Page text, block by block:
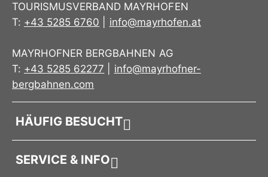
TOURISMUSVERBAND MAYRHOFEN
T: +43 5285 6760 info@mayrhofen.at
MAYRHOFNER BERGBAHNEN AG
T: +43 5285 62277
info@mayrhofner-
bergbahnen.com
HÄUFIG BESUCHT
SERVICE & INFO